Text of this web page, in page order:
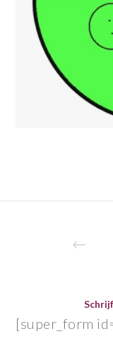
[super_form